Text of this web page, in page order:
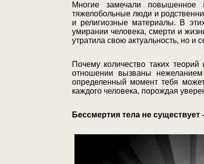
Многие замечали
тяжелобольные люди и
и религиозные материалы. В
умирании человека, смерти и
утратила свою актуальность, но и
Почему количество таких
отношении вызваны
определенный момент тебя
каждого человека, порождая
Бессмертия тела не